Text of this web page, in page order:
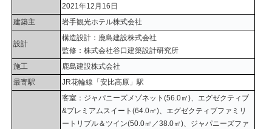
2021年12月16日
建築主
岩手観光ホテル株式会社
設計
構造設計：鹿島建設株式会社
監修：株式会社谷口建築設計研究所
施工
鹿島建設株式会社
最寄駅
JR花輪線「安比高原」駅
客室：ジャパニーズメゾネット(56.0㎡)、エグゼクティブ
&プレミアムスイート(64.0㎡)、エグゼクティブファミリ
ートリプル＆ツイン(50.0㎡／38.0㎡)、ジャパニーズファ